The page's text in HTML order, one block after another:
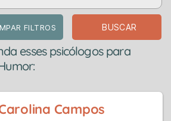
FILTROS BUSCAR
esses psicólogos para
Campos